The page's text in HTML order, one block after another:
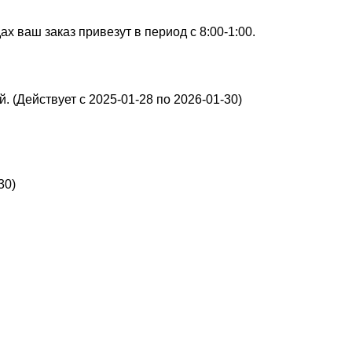
ваш заказ привезут в период с 8:00-1:00.
(Действует с 2025-01-28 по 2026-01-30)